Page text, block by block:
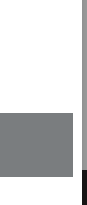
Pieteikties
iepriekšējas